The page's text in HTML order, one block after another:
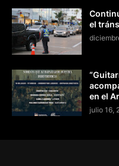
el
en el
julio 16,